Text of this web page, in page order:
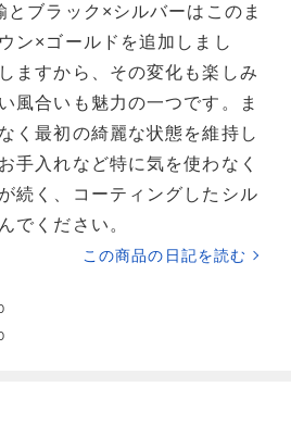
とブラック×シルバーはこのま
ン×ゴールドを追加しまし
ますから、その変化も楽しみ
風合いも魅力の一つです。ま
く最初の綺麗な状態を維持し
手入れなど特に気を使わなく
続く、コーティングしたシル
でください。
この商品の日記を読む